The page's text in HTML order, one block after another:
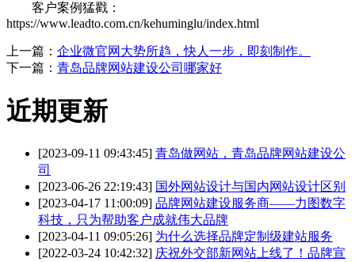
客户案例猛戳：
https://www.leadto.com.cn/kehuminglu/index.html
上一篇： 企业微官网大势所趋，快人一步，即刻制作。
下一篇： 青岛品牌网站建设公司哪家好
近期更新
[2023-09-11 09:43:45] 青岛做网站，青岛品牌网站建设公
司
[2023-06-26 22:19:43] 国外网站设计与国内网站设计区别
[2023-04-17 11:00:09] 品牌网站建设服务商——力图数字
科技，只为帮助客户成就伟大品牌
[2023-04-11 09:05:26] 为什么选择品牌定制级建站服务
[2022-03-24 10:42:32] 庆祝外交部新网站上线了！品牌宣